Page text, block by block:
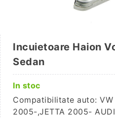
Incuietoare Haion
Sedan
In stoc
Compatibilitate auto: VW
2005-,JETTA 2005-